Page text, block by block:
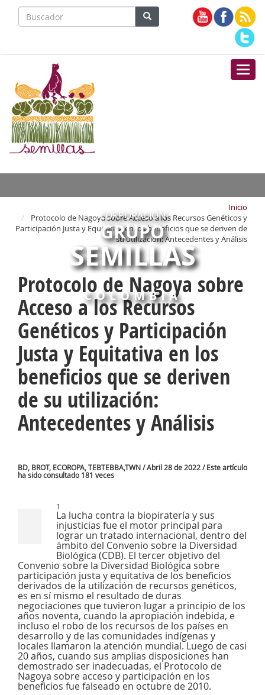
CORPORACIÓN
GRUPO
SEMILLAS
COLOMBIA
Inicio
Protocolo de Nagoya sobre Acceso a los Recursos Genéticos y
Participación Justa y Equitativa en los beneficios que se deriven de
su utilización: Antecedentes y Análisis
Protocolo de Nagoya sobre
Acceso a los Recursos
Genéticos y Participación
Justa y Equitativa en los
beneficios que se deriven
de su utilización:
Antecedentes y Análisis
BD, BROT, ECOROPA, TEBTEBBA,TWN / Abril 28 de 2022 / Este artículo
ha sido consultado 181 veces
1
La lucha contra la biopiratería y sus
injusticias fue el motor principal para
lograr un tratado internacional, dentro del
ámbito del Convenio sobre la Diversidad
Biológica (CDB). El tercer objetivo del
Convenio sobre la Diversidad Biológica sobre
participación justa y equitativa de los beneficios
derivados de la utilización de recursos genéticos,
es en sí mismo el resultado de duras
negociaciones que tuvieron lugar a principio de los
años noventa, cuando la apropiación indebida, e
incluso el robo de los recursos de los países en
desarrollo y de las comunidades indígenas y
locales llamaron la atención mundial. Luego de casi
20 años, cuando sus amplias disposiciones han
demostrado ser inadecuadas, el Protocolo de
Nagoya sobre acceso y participación en los
beneficios fue falseado en octubre de 2010.